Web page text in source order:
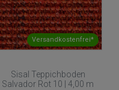
Versandkostenfrei*
Sisal Teppichboden
Salvador Rot 10 | 4,00 m